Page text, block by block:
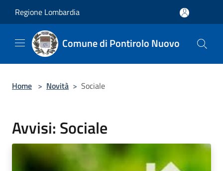
Regione Lombardia
Comune di Pontirolo Nuovo
Home > Novità > Sociale
Avvisi: Sociale